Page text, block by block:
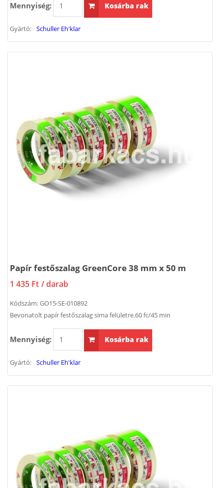
Mennyiség: Kosárba rak
Gyártó: Schuller Eh'klar
Papír festőszalag GreenCore 38 mm x 50 m
1 435 Ft / darab
Kódszám:GO15-SE-010892
Bevonatolt papír festőszalag sima felületre.60 fc/45 min
Mennyiség: Kosárba rak
Gyártó: Schuller Eh'klar